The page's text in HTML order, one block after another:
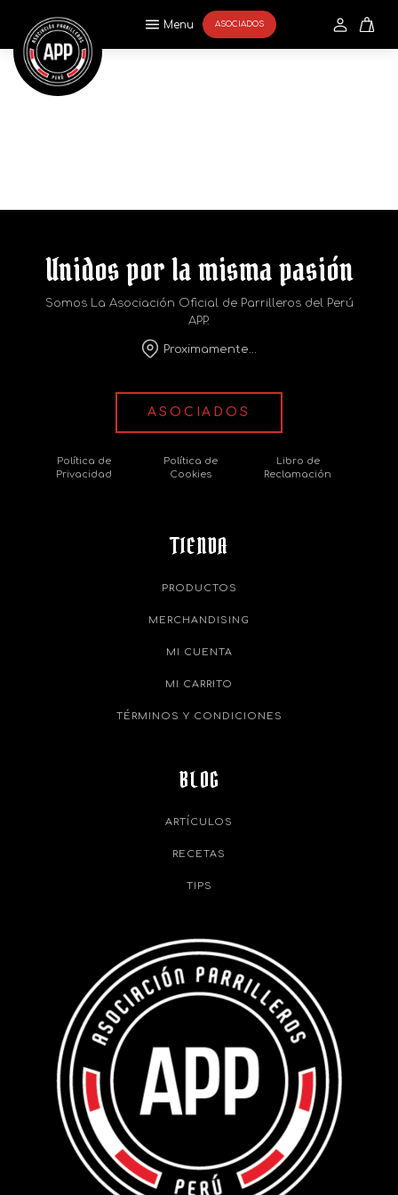
Menu ASOCIADOS
Unidos por la misma pasión
Somos La Asociación Oficial de Parrilleros del Perú
APP.
Proximamente...
ASOCIADOS
Política de
Privacidad
Política de
Cookies
Libro de
Reclamación
TIENDA
PRODUCTOS
MERCHANDISING
MI CUENTA
MI CARRITO
TÉRMINOS Y CONDICIONES
BLOG
ARTÍCULOS
RECETAS
TIPS